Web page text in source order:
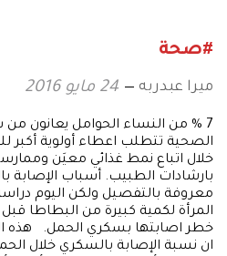
#صحة
ميرا عبدربه 24 مايو 2016
7 % من النساء الحوامل يعانون
الصحية تتطلب اعطاء أولوية أكبر
خلال اتباع نمط غذائي معيَن وممارسة
بارشادات الطبيب. أسباب الإصابة
معروفة بالتفصيل ولكن اليوم
المرأة لكمية كبيرة من البطاطا
خطر اصابتها بسكري الحمل. هذه